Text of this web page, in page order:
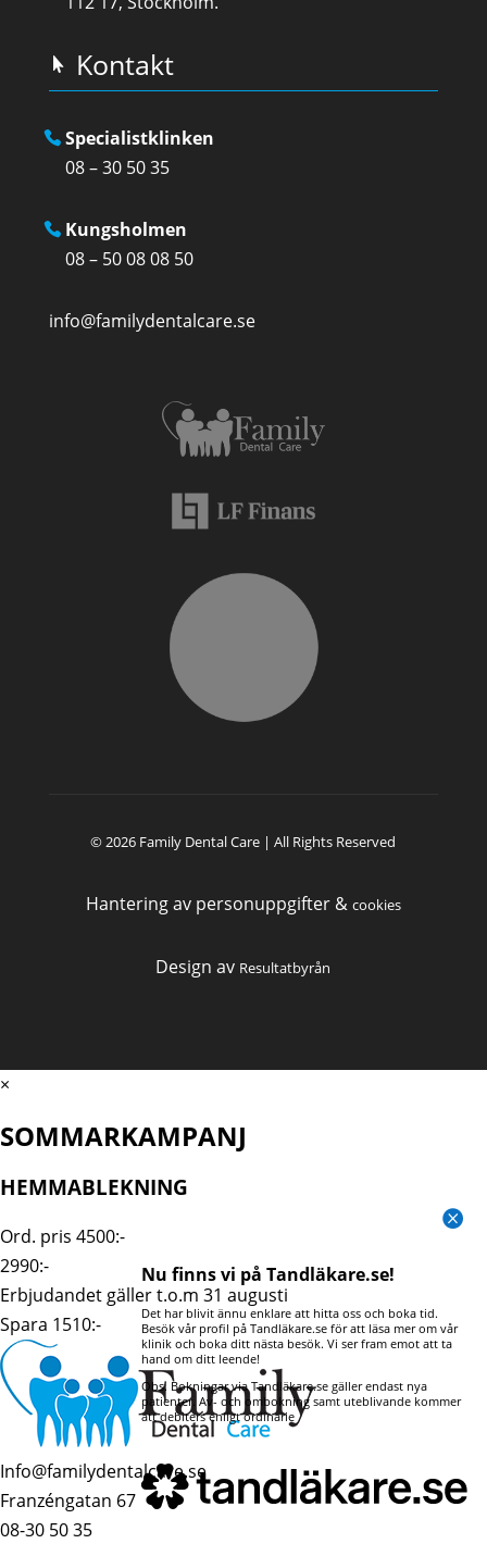
Kontakt
Specialistklinken
08 – 30 50 35
Kungsholmen
08 – 50 08 08 50
info@familydentalcare.se
© 2026 Family Dental Care | All Rights Reserved
Hantering av personuppgifter & cookies
Design av Resultatbyrån
Nu finns vi på Tandläkare.se!
Det har blivit ännu enklare att hitta oss och boka tid.
Besök vår profil på Tandläkare.se för att läsa mer om vår
klinik och boka ditt nästa besök. Vi ser fram emot att ta
hand om ditt leende!
Obs. Bokningar via Tandläkare.se gäller endast nya
patienter. Av- och ombokning samt uteblivande kommer
att debiters enligt ordinarie
Läs mer under bokningsvillkor

×
SOMMARKAMPANJ
HEMMABLEKNING
Ord. pris 4500:-
2990:-
Erbjudandet gäller t.o.m 31 augusti
Spara 1510:-
Info@familydentalcare.se
Franzéngatan 67
08-30 50 35